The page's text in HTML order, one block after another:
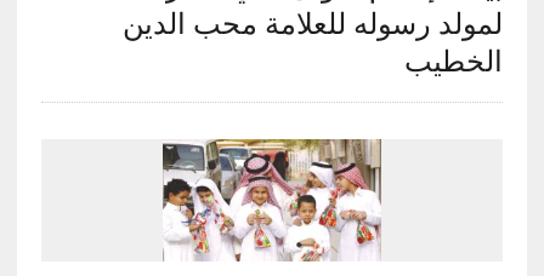
لمولد رسوله للعلامة محب الدين
الخطيب